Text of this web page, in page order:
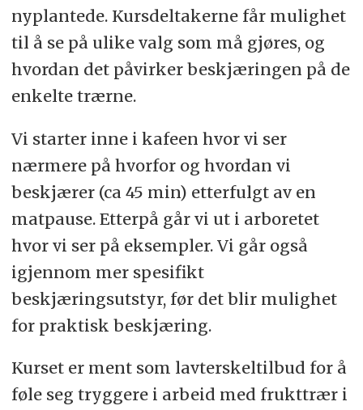
nyplantede. Kursdeltakerne får mulighet
til å se på ulike valg som må gjøres, og
hvordan det påvirker beskjæringen på de
enkelte trærne.
Vi starter inne i kafeen hvor vi ser
nærmere på hvorfor og hvordan vi
beskjærer (ca 45 min) etterfulgt av en
matpause. Etterpå går vi ut i arboretet
hvor vi ser på eksempler. Vi går også
igjennom mer spesifikt
beskjæringsutstyr, før det blir mulighet
for praktisk beskjæring.
Kurset er ment som lavterskeltilbud for å
føle seg tryggere i arbeid med frukttrær i